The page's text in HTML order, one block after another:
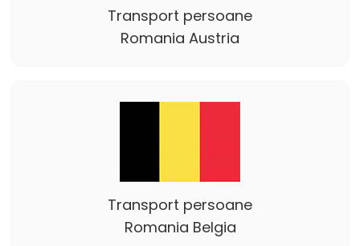
Transport persoane
Romania Austria
Transport persoane
Romania Belgia